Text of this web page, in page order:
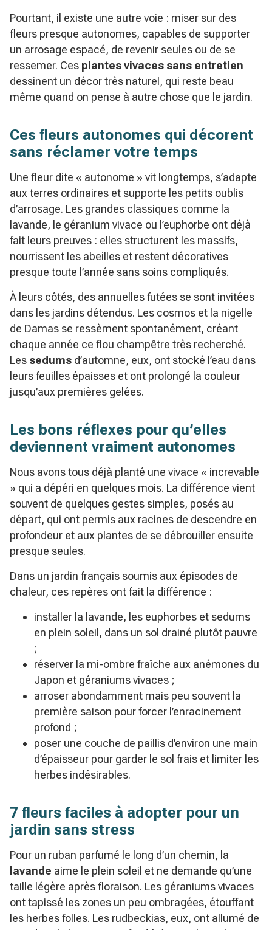
Pourtant, il existe une autre voie : miser sur des
fleurs presque autonomes, capables de supporter
un arrosage espacé, de revenir seules ou de se
ressemer. Ces plantes vivaces sans entretien
dessinent un décor très naturel, qui reste beau
même quand on pense à autre chose que le jardin.
Ces fleurs autonomes qui décorent
sans réclamer votre temps
Une fleur dite « autonome » vit longtemps, s’adapte
aux terres ordinaires et supporte les petits oublis
d’arrosage. Les grandes classiques comme la
lavande, le géranium vivace ou l’euphorbe ont déjà
fait leurs preuves : elles structurent les massifs,
nourrissent les abeilles et restent décoratives
presque toute l’année sans soins compliqués.
À leurs côtés, des annuelles futées se sont invitées
dans les jardins détendus. Les cosmos et la nigelle
de Damas se ressèment spontanément, créant
chaque année ce flou champêtre très recherché.
Les sedums d’automne, eux, ont stocké l’eau dans
leurs feuilles épaisses et ont prolongé la couleur
jusqu’aux premières gelées.
Les bons réflexes pour qu’elles
deviennent vraiment autonomes
Nous avons tous déjà planté une vivace « increvable
» qui a dépéri en quelques mois. La différence vient
souvent de quelques gestes simples, posés au
départ, qui ont permis aux racines de descendre en
profondeur et aux plantes de se débrouiller ensuite
presque seules.
Dans un jardin français soumis aux épisodes de
chaleur, ces repères ont fait la différence :
installer la lavande, les euphorbes et sedums
en plein soleil, dans un sol drainé plutôt pauvre
;
réserver la mi-ombre fraîche aux anémones du
Japon et géraniums vivaces ;
arroser abondamment mais peu souvent la
première saison pour forcer l’enracinement
profond ;
poser une couche de paillis d’environ une main
d’épaisseur pour garder le sol frais et limiter les
herbes indésirables.
7 fleurs faciles à adopter pour un
jardin sans stress
Pour un ruban parfumé le long d’un chemin, la
lavande aime le plein soleil et ne demande qu’une
taille légère après floraison. Les géraniums vivaces
ont tapissé les zones un peu ombragées, étouffant
les herbes folles. Les rudbeckias, eux, ont allumé de